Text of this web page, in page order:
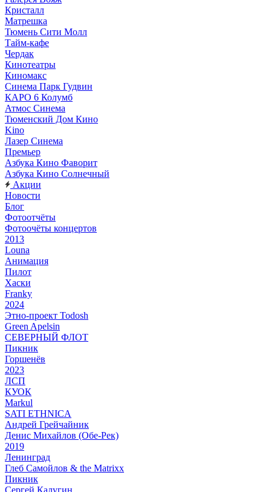
Кристалл
Матрешка
Тюмень Сити Молл
Тайм-кафе
Чердак
Кинотеатры
Киномакс
Синема Парк Гудвин
КАРО 6 Колумб
Атмос Синема
Тюменский Дом Кино
Kino
Лазер Синема
Премьер
Азбука Кино Фаворит
Азбука Кино Солнечный
Акции
Новости
Блог
Фотоотчёты
Фотоочёты концертов
2013
Louna
Анимация
Пилот
Хаски
Franky
2024
Этно-проект Todosh
Green Apelsin
СЕВЕРНЫЙ ФЛОТ
Пикник
Горшенёв
2023
ЛСП
КУОК
Markul
SATI ETHNICA
Андрей Грейчайник
Денис Михайлов (Обе-Рек)
2019
Ленинград
Глеб Самойлов & the Matrixx
Пикник
Сергей Калугин